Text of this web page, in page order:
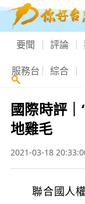
要聞 評論
服務台 綜合
國際時評
地雞毛
2021-03-18
聯合國人權